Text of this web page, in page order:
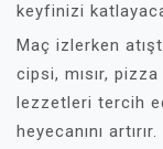
keyfinizi
Maç izlerken
cipsi, mısır,
lezzetleri tercih
heyecanını